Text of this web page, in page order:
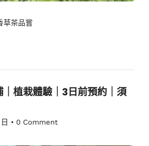
草茶品嘗
｜植栽體驗｜3日前預約｜須
• 0 Comment